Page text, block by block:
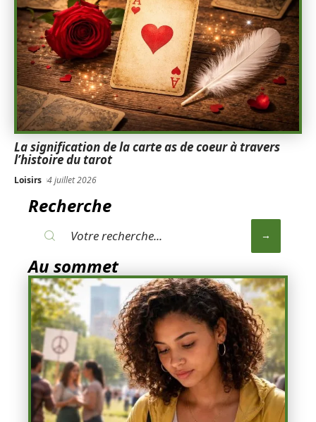
La signification de la carte as de coeur à travers
l’histoire du tarot
Loisirs 4 juillet 2026
Recherche
Au sommet